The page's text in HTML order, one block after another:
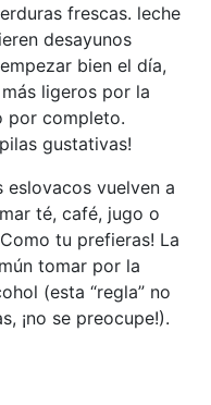
frescas. leche
desayunos
bien el día,
ligeros por la
por completo.
gustativas!
eslovacos vuelven a
té, café, jugo o
tu prefieras! La
tomar por la
(esta “regla” no
¡no se preocupe!).